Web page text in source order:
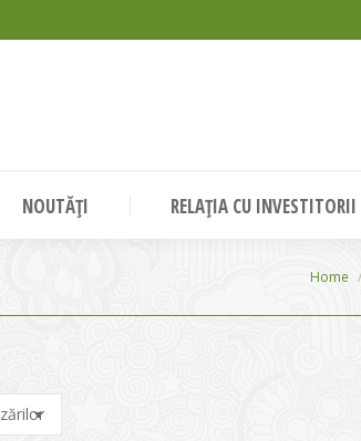
NOUTĂȚI RELAȚIA CU INVESTITORII
You
Home